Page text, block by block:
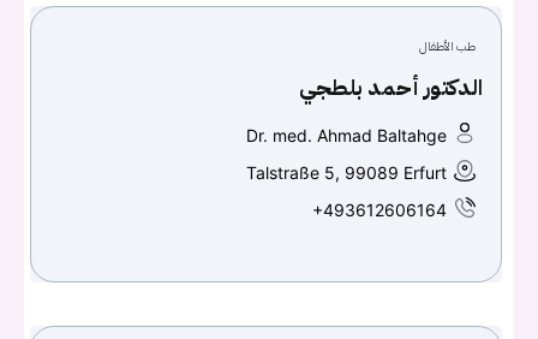
طب الأطفال
الدكتور أحمد بلطجي
Dr. med. Ahmad Baltahge
Talstraße 5, 99089 Erfurt
+493612606164